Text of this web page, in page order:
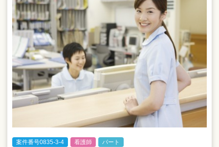
案件番号0835-3-4 看護師 パート